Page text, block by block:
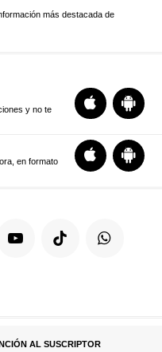
más destacada de
y no te
en formato
AL SUSCRIPTOR